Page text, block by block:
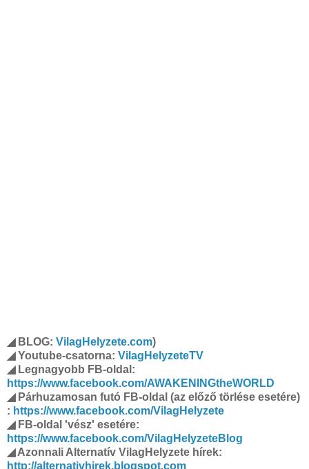
◢ BLOG: VilagHelyzete.com)
◢ Youtube-csatorna: VilagHelyzeteTV
◢ Legnagyobb FB-oldal:
https://www.facebook.com/AWAKENINGtheWORLD
◢ Párhuzamosan futó FB-oldal (az előző törlése esetére)
: https://www.facebook.com/VilagHelyzete
◢ FB-oldal 'vész' esetére:
https://www.facebook.com/VilagHelyzeteBlog
◢ Azonnali Alternatív VilagHelyzete hírek:
http://alternativhirek.blogspot.com